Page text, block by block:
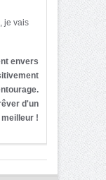
je vais
envers
d'un
!